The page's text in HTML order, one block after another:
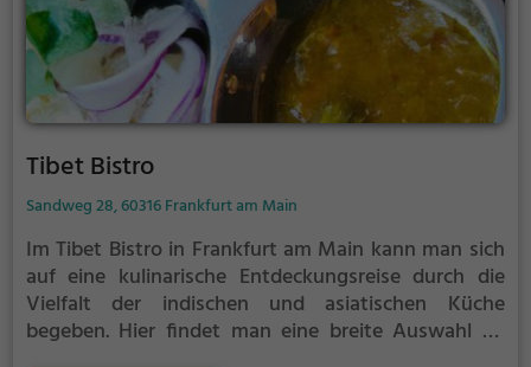
Tibet Bistro
Sandweg 28, 60316 Frankfurt am Main
Im Tibet Bistro in Frankfurt am Main kann man sich
auf eine kulinarische Entdeckungsreise durch die
Vielfalt der indischen und asiatischen Küche
begeben. Hier findet man eine breite Auswahl an